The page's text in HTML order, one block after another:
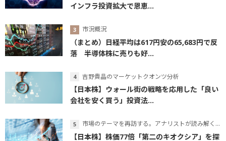
インフラ投資拡大で恩恵...
市況概況
（まとめ）日経平均は617円安の65,683円で反
落 半導体株に売りも好...
吉野貴晶のマーケットクオンツ分析
【日本株】ウォール街の戦略を応用した「良い
会社を安く買う」投資法...
市場のテーマを再訪する。アナリストが読み解くテーマの本質
【日本株】株価77倍「第二のキオクシア」を探